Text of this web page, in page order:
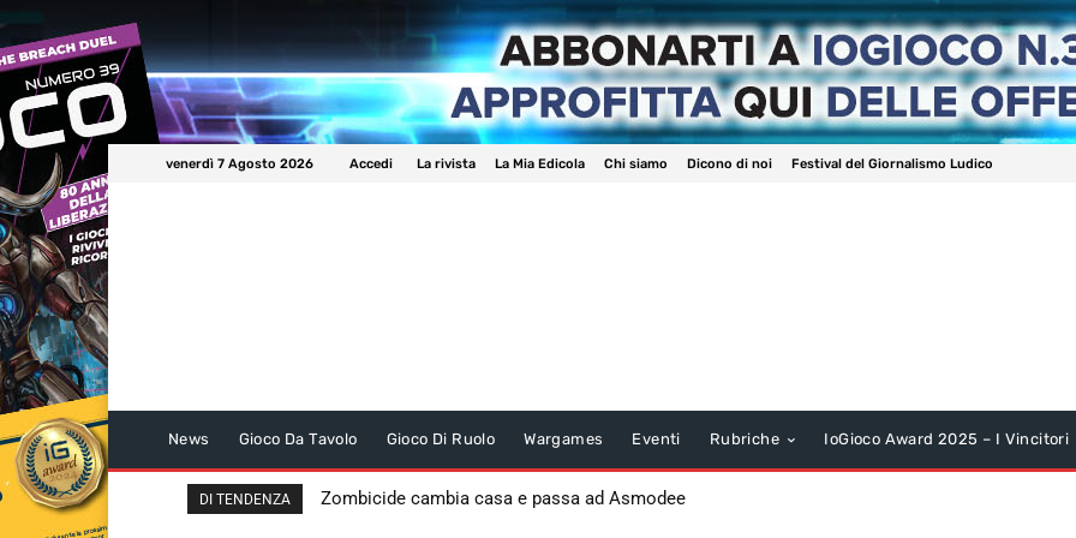
venerdì 7 Agosto 2026 Accedi La rivista La Mia Edicola Chi siamo Dicono di noi Festival del Giornalismo Ludico
News Gioco Da Tavolo Gioco Di Ruolo Wargames Eventi Rubriche IoGioco Award 2025 – I Vincitori
DI TENDENZA Zombicide cambia casa e passa ad Asmodee